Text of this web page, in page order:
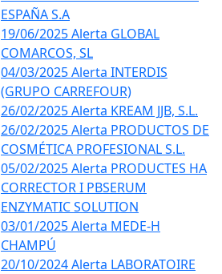
ESPAÑA S.A
19/06/2025 Alerta GLOBAL
COMARCOS, SL
04/03/2025 Alerta INTERDIS
(GRUPO CARREFOUR)
26/02/2025 Alerta KREAM JJB, S.L.
26/02/2025 Alerta PRODUCTOS DE
COSMÉTICA PROFESIONAL S.L.
05/02/2025 Alerta PRODUCTES HA
CORRECTOR I PBSERUM
ENZYMATIC SOLUTION
03/01/2025 Alerta MEDE-H
CHAMPÚ
20/10/2024 Alerta LABORATOIRE